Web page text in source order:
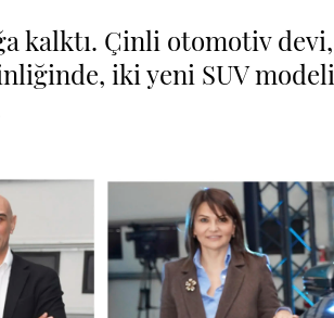
kalktı. Çinli otomotiv devi,
iki yeni SUV modeli